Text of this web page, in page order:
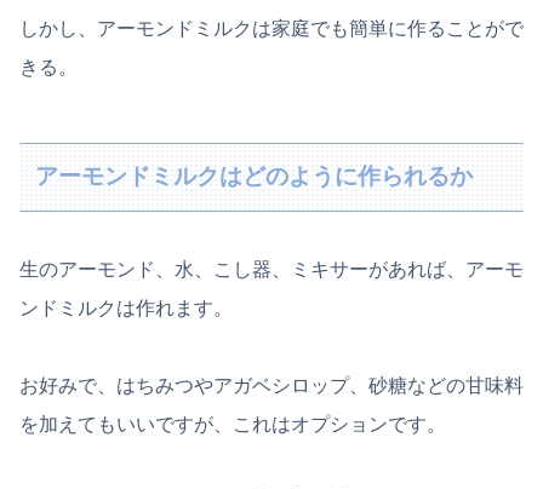
しかし、アーモンドミルクは家庭でも簡単に作ることがで
きる。
アーモンドミルクはどのように作られるか
生のアーモンド、水、こし器、ミキサーがあれば、アーモ
ンドミルクは作れます。
お好みで、はちみつやアガベシロップ、砂糖などの甘味料
を加えてもいいですが、これはオプションです。